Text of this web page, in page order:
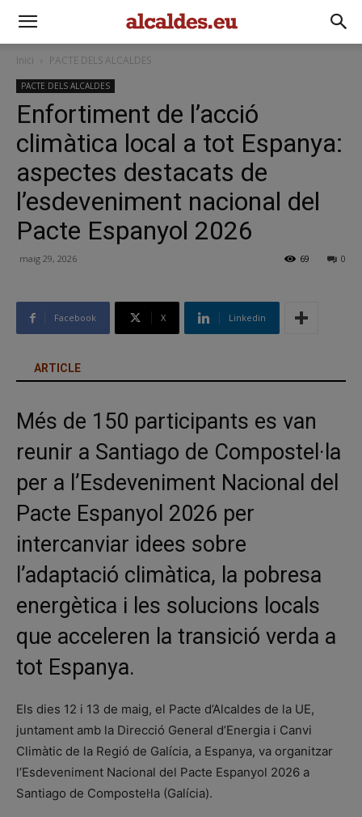
Inici PACTE DELS ALCALDES
PACTE DELS ALCALDES
Enfortiment de l’acció
climàtica local a tot Espanya:
aspectes destacats de
l’esdeveniment nacional del
Pacte Espanyol 2026
maig 29, 2026 0
69
Facebook X Linkedin
ARTICLE
Més de 150 participants es van
reunir a Santiago de Compostel·la
per a l’Esdeveniment Nacional del
Pacte Espanyol 2026 per
intercanviar idees sobre
l’adaptació climàtica, la pobresa
energètica i les solucions locals
que acceleren la transició verda a
tot Espanya.
Els dies 12 i 13 de maig, el Pacte d’Alcaldes de la UE,
juntament amb la Direcció General d’Energia i Canvi
Climàtic de la Regió de Galícia, a Espanya, va organitzar
l’Esdeveniment Nacional del Pacte Espanyol 2026 a
Santiago de Compostel·la (Galícia).